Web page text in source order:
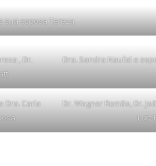
sua esposa Tereza
, Dr.
Dra. Sandra Naufal e
Dra. Carla
Dr. Wagner Romão, Dr.
Luiz